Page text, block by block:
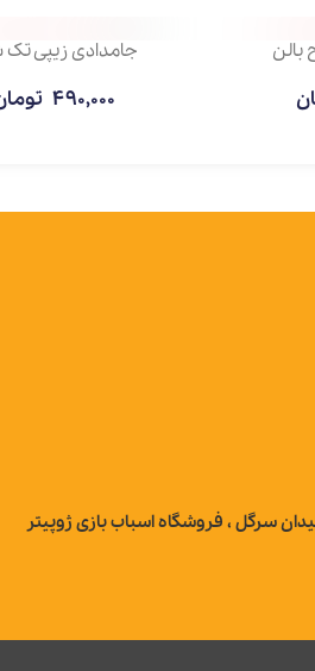
جامدادی زیپی تک شاخ
تومان
اسباب بازی ژوپیتر